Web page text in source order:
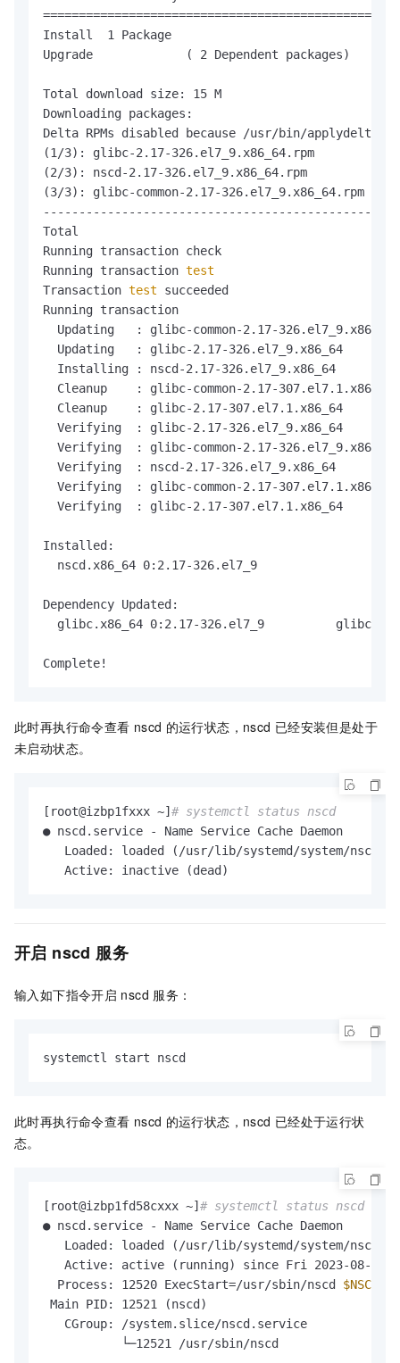
Install  1 Package
Upgrade             ( 2 Dependent packages)
Total download size: 15 M
Downloading packages:
Delta RPMs disabled because /usr/bin/
(1/3): glibc-2.17-326.el7_9.x86_64.rpm
(2/3): nscd-2.17-326.el7_9.x86_64.rpm
(3/3): glibc-common-2.17-
Total                                           43 MB/
Running transaction check
Running transaction test
Transaction test succeeded
Running transaction
Updating   : glibc-common-2.17-326.el7_9.x86_64
Updating   : glibc-2.17-326.el7_9.x86_64
Installing : nscd-2.17-326.el7_9.x86_64
Cleanup    : glibc-common-2.17-307.el7.1.x86_64
Cleanup    : glibc-2.17-307.el7.1.x86_64
Verifying  : glibc-2.17-326.el7_9.x86_64
Verifying  : glibc-common-2.17-326.el7_9.x86_64
Verifying  : nscd-2.17-326.el7_9.x86_64
Verifying  : glibc-common-2.17-307.el7.1.x86_64
Verifying  : glibc-2.17-307.el7.1.x86_64
Installed:
  nscd.x86_64 0:2.17-326.el7_9
Dependency Updated:
glibc.x86_64 0:2.17-326.el7_9          glibc-
Complete!
此时再执行命令查看 nscd 的运行状态，nscd 已经安装但是处于
未启动状态。
[root@izbp1fxxx ~] # systemctl status nscd
● nscd.service - Name Service Cache Daemon
Loaded: loaded (/usr/lib/systemd/system/
   Active: inactive (dead)
开启 nscd 服务
输入如下指令开启 nscd 服务：
systemctl start nscd
此时再执行命令查看 nscd 的运行状态，nscd 已经处于运行状
态。
[root@izbp1fd58cxxx ~]# systemctl status nscd
● nscd.service - Name Service Cache Daemon
Loaded: loaded (/usr/lib/systemd/system/
Active: active (running) since Fri 2023-08-11
  Process: 12520 ExecStart=/usr/sbin/nscd
Main PID: 12521 (nscd)
   CGroup: /system.slice/nscd.service
           └─12521 /usr/sbin/nscd